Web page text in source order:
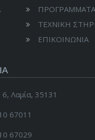
ΠΡΟΓΡΑΜΜΑΤΑ
ΤΕΧΝΙΚΗ
ΕΠΙΚΟΙΝΩΝΙΑ
Λαμία, 35131
67011
67029